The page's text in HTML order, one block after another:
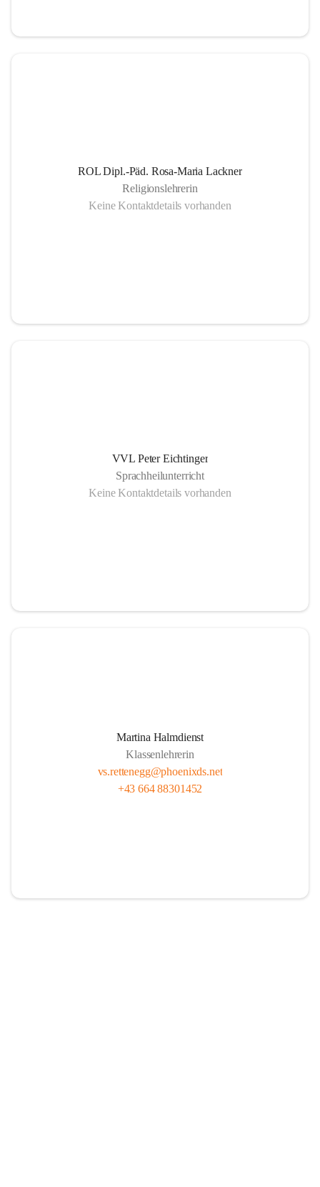
ROL Dipl.-Päd. Rosa-Maria Lackner
Religionslehrerin
Keine Kontaktdetails vorhanden
VVL Peter Eichtinger
Sprachheilunterricht
Keine Kontaktdetails vorhanden
Martina Halmdienst
Klassenlehrerin
vs.rettenegg@phoenixds.net
+43 664 88301452